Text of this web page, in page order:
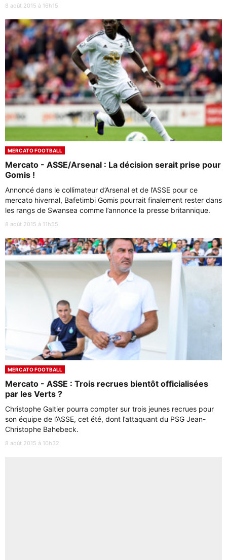
8 août 2015 à 16h15
MERCATO FOOTBALL
Mercato - ASSE/Arsenal : La décision serait prise pour
Gomis !
Annoncé dans le collimateur d’Arsenal et de l’ASSE pour ce
mercato hivernal, Bafetimbi Gomis pourrait finalement rester dans
les rangs de Swansea comme l’annonce la presse britannique.
8 août 2015 à 11h55
MERCATO FOOTBALL
Mercato - ASSE : Trois recrues bientôt officialisées
par les Verts ?
Christophe Galtier pourra compter sur trois jeunes recrues pour
son équipe de l’ASSE, cet été, dont l’attaquant du PSG Jean-
Christophe Bahebeck.
8 août 2015 à 10h32